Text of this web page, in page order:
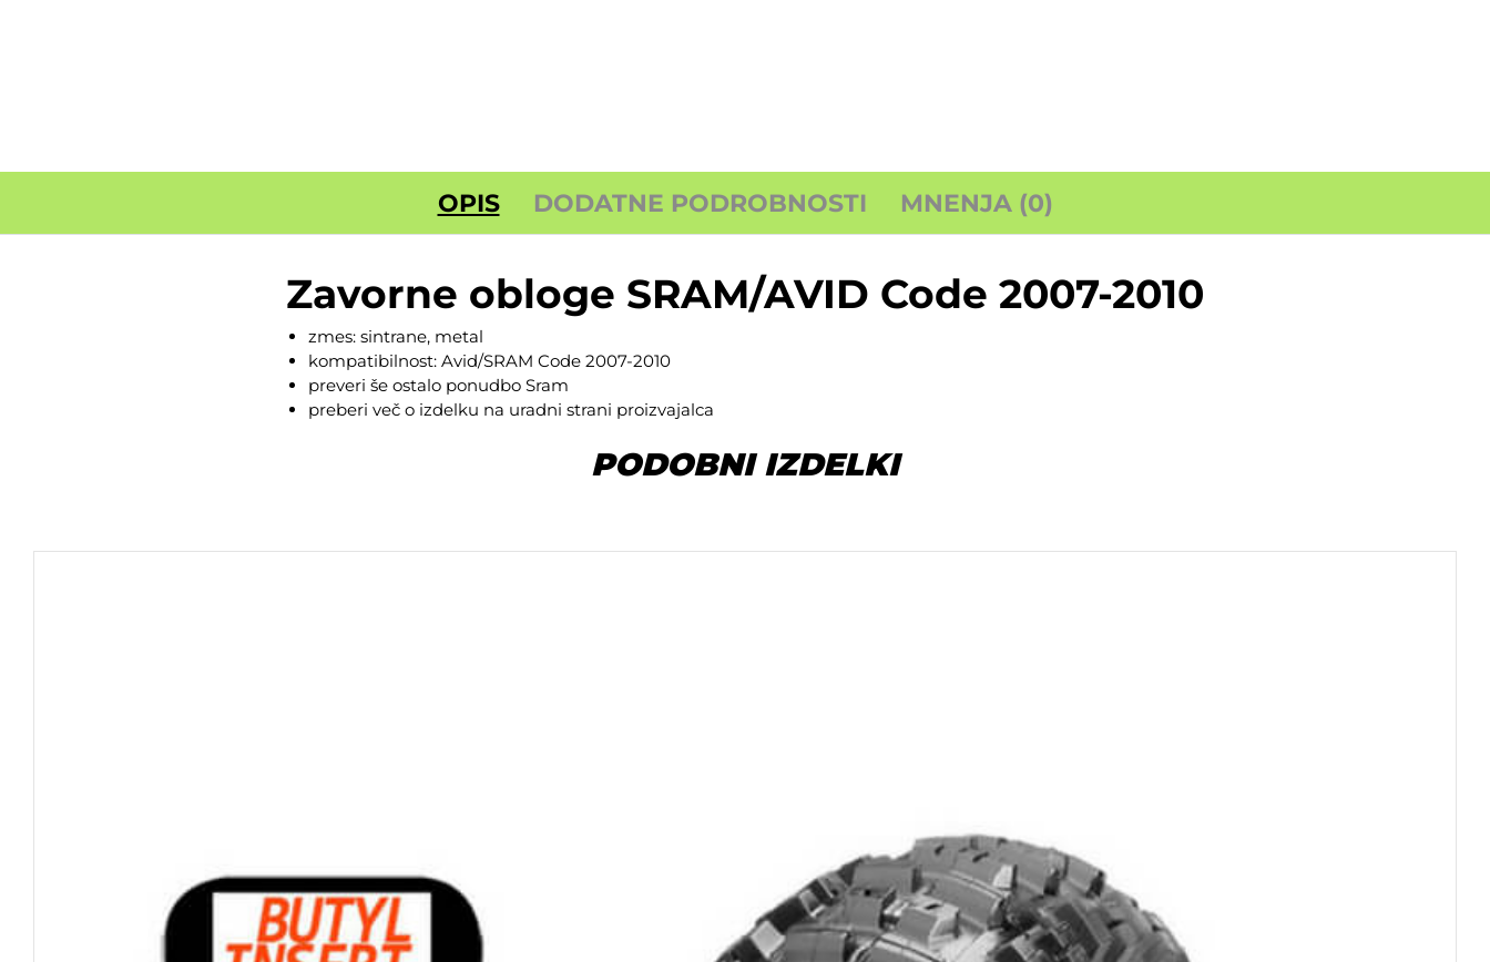
OPIS DODATNE PODROBNOSTI MNENJA (0)
Zavorne obloge SRAM/AVID Code 2007-2010
zmes: sintrane, metal
kompatibilnost: Avid/SRAM Code 2007-2010
preveri še ostalo ponudbo Sram
preberi več o izdelku na uradni strani proizvajalca
PODOBNI IZDELKI